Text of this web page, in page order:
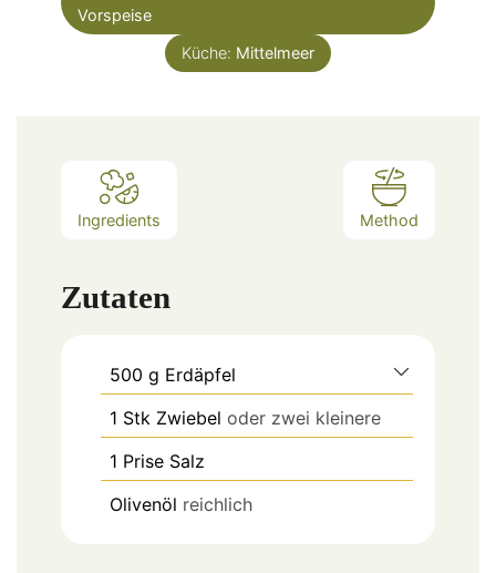
Vorspeise
Küche: Mittelmeer
Ingredients Method
Zutaten
500 g Erdäpfel
1 Stk Zwiebel oder zwei kleinere
1 Prise Salz
Olivenöl reichlich